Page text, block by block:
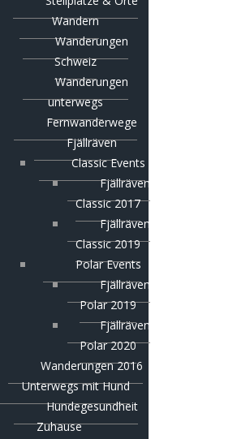
Wandern
Wanderungen
Schweiz
Wanderungen
unterwegs
Fernwanderwege
Fjällräven
Classic Events
Fjällräven
Classic 2017
Fjällräven
Classic 2019
Polar Events
Fjällräven
Polar 2019
Fjällräven
Polar 2020
Wanderungen 2016
Unterwegs mit Hund
Hundegesundheit
Zuhause